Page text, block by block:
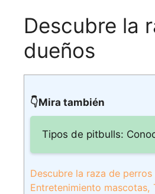
Descubre la
dueños
👇Mira también
Tipos de pitbulls:
Descubre la raza de
Entretenimiento